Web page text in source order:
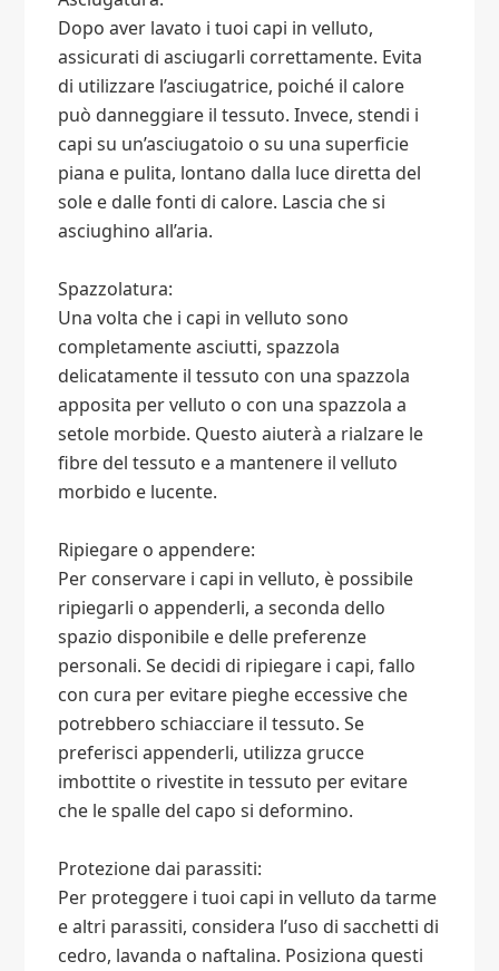
Dopo aver lavato i tuoi capi in velluto,
assicurati di asciugarli correttamente. Evita
di utilizzare l’asciugatrice, poiché il calore
può danneggiare il tessuto. Invece, stendi i
capi su un’asciugatoio o su una superficie
piana e pulita, lontano dalla luce diretta del
sole e dalle fonti di calore. Lascia che si
asciughino all’aria.
Spazzolatura:
Una volta che i capi in velluto sono
completamente asciutti, spazzola
delicatamente il tessuto con una spazzola
apposita per velluto o con una spazzola a
setole morbide. Questo aiuterà a rialzare le
fibre del tessuto e a mantenere il velluto
morbido e lucente.
Ripiegare o appendere:
Per conservare i capi in velluto, è possibile
ripiegarli o appenderli, a seconda dello
spazio disponibile e delle preferenze
personali. Se decidi di ripiegare i capi, fallo
con cura per evitare pieghe eccessive che
potrebbero schiacciare il tessuto. Se
preferisci appenderli, utilizza grucce
imbottite o rivestite in tessuto per evitare
che le spalle del capo si deformino.
Protezione dai parassiti:
Per proteggere i tuoi capi in velluto da tarme
e altri parassiti, considera l’uso di sacchetti di
cedro, lavanda o naftalina. Posiziona questi